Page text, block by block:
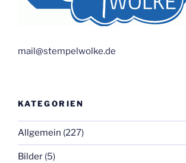
mail@stempelwolke.de
KATEGORIEN
Allgemein (227)
Bilder (5)